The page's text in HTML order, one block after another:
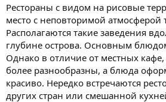
Рестораны с видом на рисовые
место с неповторимой
Располагаются такие заведения
глубине острова. Основным
Однако в отличие от местных
более разнообразны, а блюда
красиво. Нередко встречаются
других стран или смешанной